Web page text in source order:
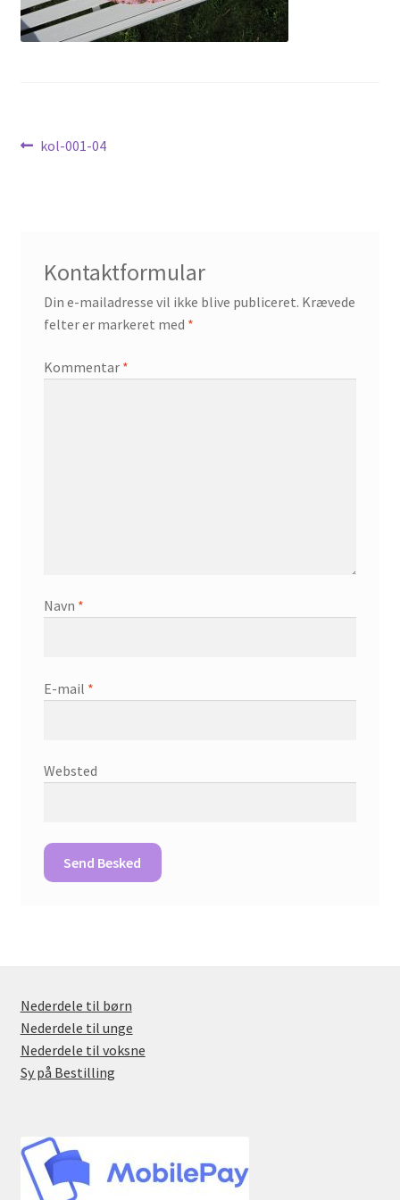
Nyheder
Indlægsnavigation
Forrige
kol-001-04
Kontaktformular
Din e-mailadresse vil ikke blive publiceret. Krævede
felter er markeret med *
Kommentar *
Navn *
E-mail *
Websted
Nederdele til børn
Nederdele til unge
Nederdele til voksne
Sy på Bestilling